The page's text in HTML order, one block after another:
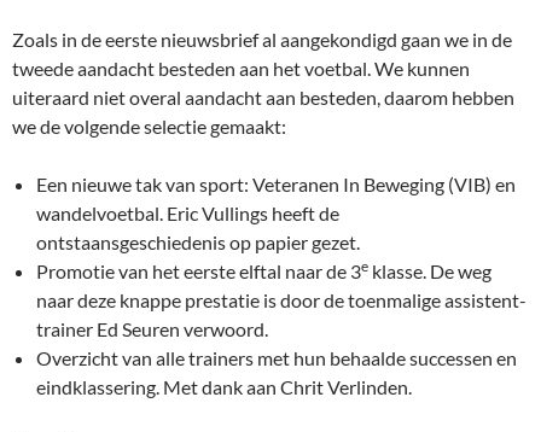
Zoals in de eerste nieuwsbrief al aangekondigd gaan we in de
tweede aandacht besteden aan het voetbal. We kunnen
uiteraard niet overal aandacht aan besteden, daarom hebben
we de volgende selectie gemaakt:
Een nieuwe tak van sport: Veteranen In Beweging (VIB) en
wandelvoetbal. Eric Vullings heeft de
ontstaansgeschiedenis op papier gezet.
Promotie van het eerste elftal naar de 3e klasse. De weg
naar deze knappe prestatie is door de toenmalige assistent-
trainer Ed Seuren verwoord.
Overzicht van alle trainers met hun behaalde successen en
eindklassering. Met dank aan Chrit Verlinden.